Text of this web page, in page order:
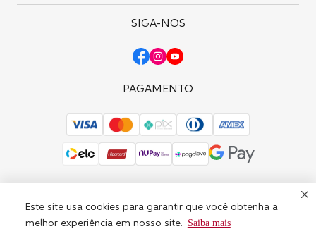
Este site usa cookies para garantir que você obtenha a
melhor experiência em nosso site.
Saiba mais
Trocas e Devoluções
Meus Endereços
Sebastian Professional
SIGA-NOS
PAGAMENTO
SEGURANÇA